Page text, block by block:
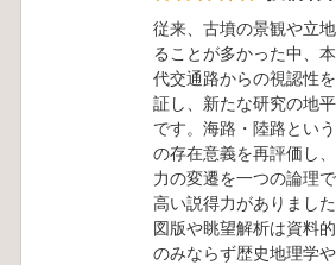
従来、古墳の景観や立
ることが多かった中、
代交通路からの視認性
証し、新たな研究の地
です。海路・陸路とい
の存在意義を再評価し
力の変遷を一つの論理
高い説得力がありまし
図版や眺望解析は資料
のみならず歴史地理学